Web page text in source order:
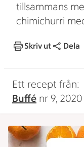
tillsammans
chimichurri
Skriv ut Dela
Ett recept från:
Buffé nr 9, 2020